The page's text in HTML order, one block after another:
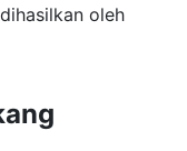
oleh